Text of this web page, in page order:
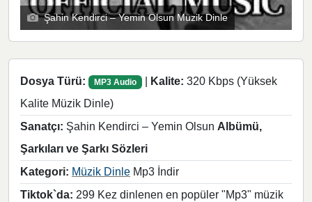
Şahin Kendirci – Yemin Olsun Müzik Dinle
Dosya Türü: MP3 Audio | Kalite: 320 Kbps (Yüksek
Kalite Müzik Dinle)
Sanatçı: Şahin Kendirci – Yemin Olsun Albümü,
Şarkıları ve Şarkı Sözleri
Kategori: Müzik Dinle Mp3 İndir
Tiktok`da: 299 Kez dinlenen en popüler "Mp3" müzik